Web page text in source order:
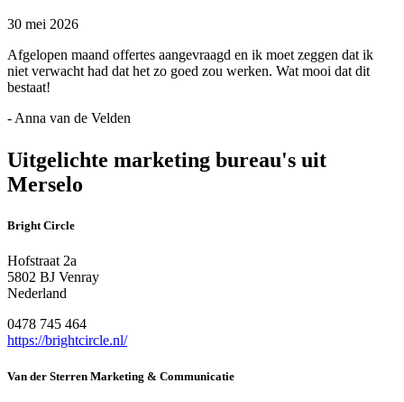
30 mei 2026
Afgelopen maand offertes aangevraagd en ik moet zeggen dat ik
niet verwacht had dat het zo goed zou werken. Wat mooi dat dit
bestaat!
- Anna van de Velden
Uitgelichte marketing bureau's uit
Merselo
Bright Circle
Hofstraat 2a
5802 BJ Venray
Nederland
0478 745 464
https://brightcircle.nl/
Van der Sterren Marketing & Communicatie